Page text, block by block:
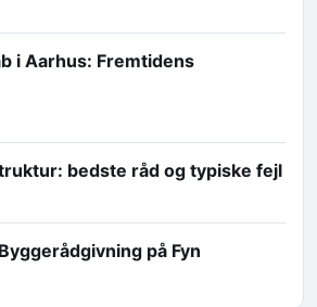
i Aarhus: Fremtidens
bedste råd og typiske fejl
på Fyn